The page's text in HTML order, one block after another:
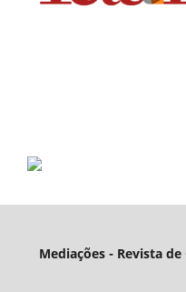
Mediações - Revista de